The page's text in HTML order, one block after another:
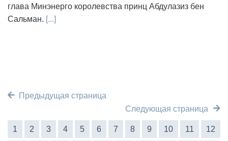
глава Минэнерго королевства принц Абдулазиз бен
Сальман. [...]
Предыдущая страница
Следующая страница
1 2 3 4 5 6 7 8 9 10 11 12